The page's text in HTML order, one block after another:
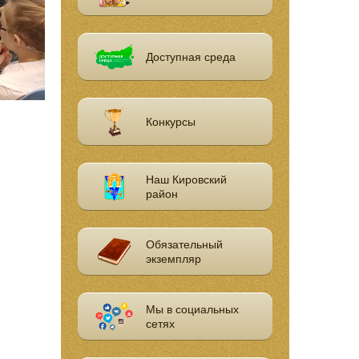
Доступная среда
Конкурсы
Наш Кировский
район
Обязательный
экземпляр
Мы в социальных
сетях